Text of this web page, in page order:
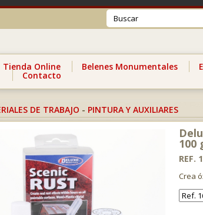
Tienda Online Belenes Monumentales
Contacto
DE TRABAJO - PINTURA Y AUXILIARES
100
REF.
Crea